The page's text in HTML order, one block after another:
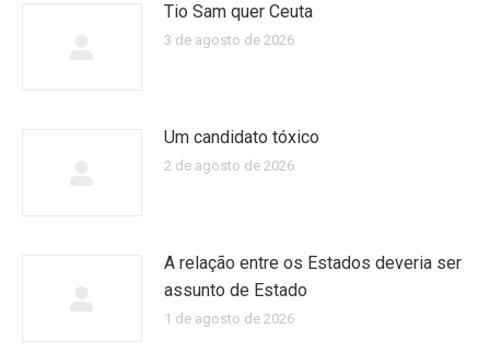
Tio Sam quer Ceuta
3 de agosto de 2026
Um candidato tóxico
2 de agosto de 2026
A relação entre os Estados deveria ser
assunto de Estado
1 de agosto de 2026